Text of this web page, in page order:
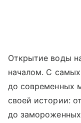
Открытие воды
началом. С
до современных
своей истории:
до